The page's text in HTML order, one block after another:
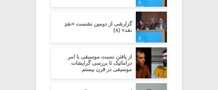
گزارشی از دومین نشست «نقدِ
نقد» (۸)
از یافتن نسبت موسیقی با امر
دراماتیک تا بررسی گرایشات
موسیقی در قرن بیستم